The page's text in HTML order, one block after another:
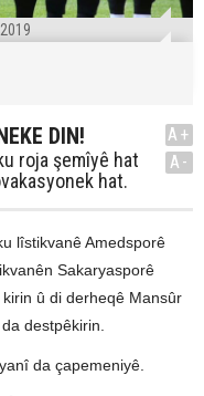
DIN!
roja şemîyê hat
hat.
A+
A-
lîstikvanê Amedsporê
Sakaryasporê
û di derheqê Mansûr
destpêkirin.
da çapemeniyê.